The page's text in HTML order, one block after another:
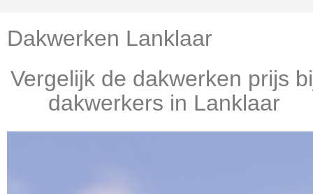
Dakwerken Lanklaar
Vergelijk de dakwerken prijs
dakwerkers in Lanklaar